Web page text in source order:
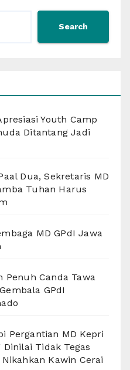
Search
Youth Camp
Ditantang Jadi
Dua, Sekretaris MD
Tuhan Harus
MD GPdI Jawa
Penuh Canda Tawa
GPdI
Pergantian MD Kepri
Dinilai Tidak Tegas
Kawin Cerai